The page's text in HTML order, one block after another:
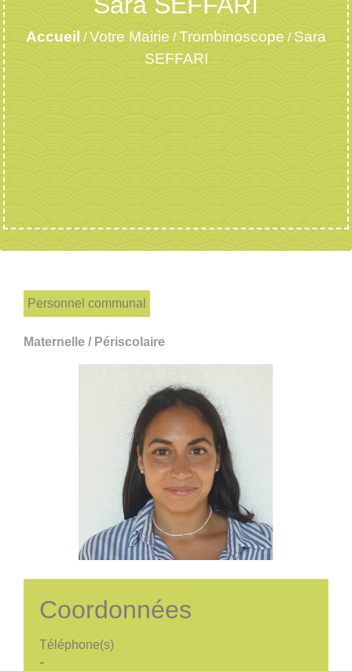
Accueil /Votre Mairie /Trombinoscope / Sara
SEFFARI
Personnel communal
Maternelle / Périscolaire
Coordonnées
Téléphone(s)
-